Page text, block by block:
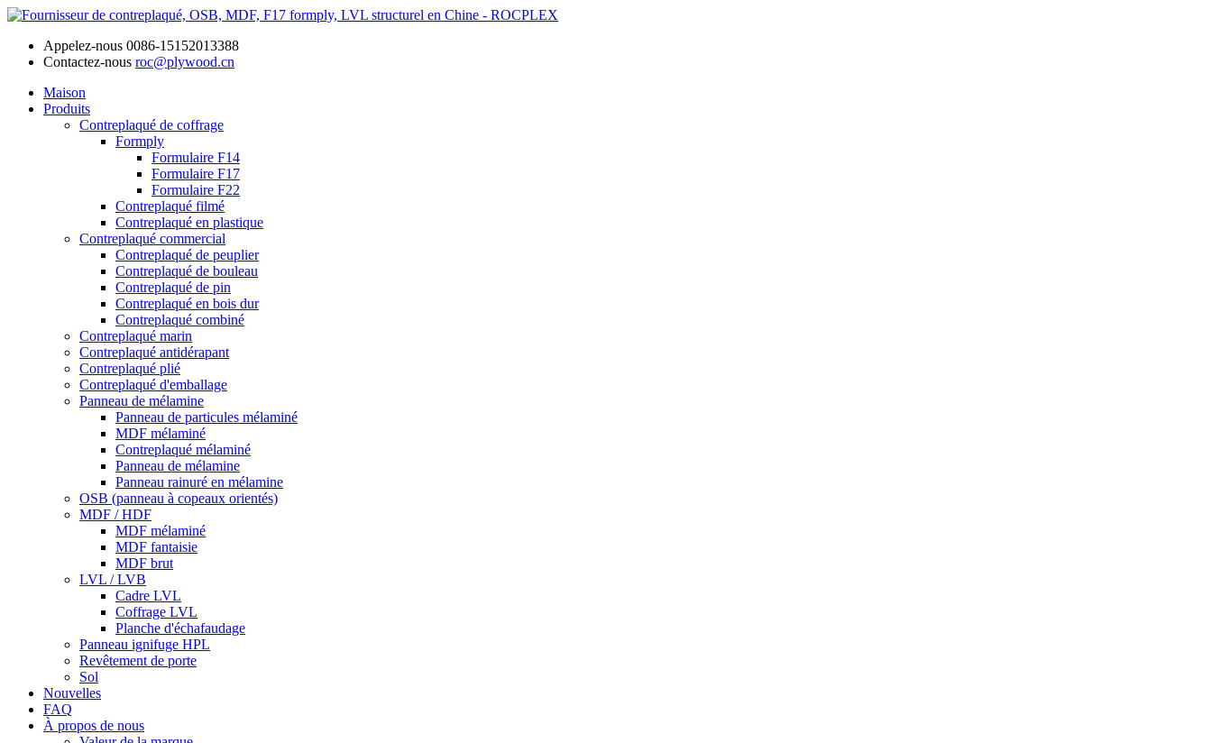
Appelez-nous 0086-15152013388
Contactez-nous roc@plywood.cn
Maison
Produits
Contreplaqué de coffrage
Formply
Formulaire F14
Formulaire F17
Formulaire F22
Contreplaqué filmé
Contreplaqué en plastique
Contreplaqué commercial
Contreplaqué de peuplier
Contreplaqué de bouleau
Contreplaqué de pin
Contreplaqué en bois dur
Contreplaqué combiné
Contreplaqué marin
Contreplaqué antidérapant
Contreplaqué plié
Contreplaqué d'emballage
Panneau de mélamine
Panneau de particules mélaminé
MDF mélaminé
Contreplaqué mélaminé
Panneau de mélamine
Panneau rainuré en mélamine
OSB (panneau à copeaux orientés)
MDF / HDF
MDF mélaminé
MDF fantaisie
MDF brut
LVL / LVB
Cadre LVL
Coffrage LVL
Planche d'échafaudage
Panneau ignifuge HPL
Revêtement de porte
Sol
Nouvelles
FAQ
À propos de nous